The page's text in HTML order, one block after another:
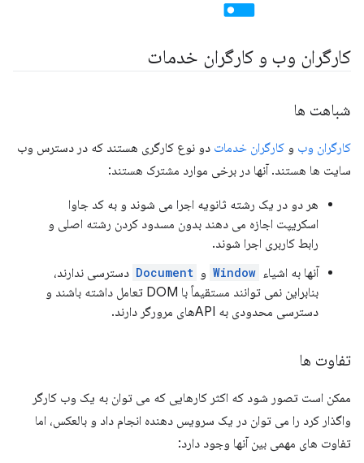
کارگران وب و کارگران خدمات
شباهت ها
کارگران وب و کارگران خدمات دو نوع کارگری هستند که در دسترس وب
سایت ها هستند. آنها در برخی موارد مشترک هستند:
هر دو در یک رشته ثانویه اجرا می شوند و به کد جاوا
اسکریپت اجازه می دهند بدون مسدود کردن رشته اصلی و
رابط کاربری اجرا شوند.
آنها به اشیاء Window و Document دسترسی ندارند،
بنابراین نمی توانند مستقیماً با DOM تعامل داشته باشند و
دسترسی محدودی به APIهای مرورگر دارند.
تفاوت ها
ممکن است تصور شود که اکثر کارهایی که می توان به یک وب کارگر
واگذار کرد را می توان در یک سرویس دهنده انجام داد و بالعکس، اما
تفاوت های مهمی بین آنها وجود دارد: